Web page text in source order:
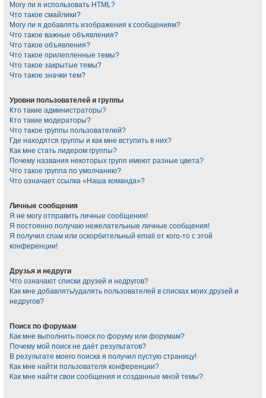
Могу ли я использовать HTML?
Что такое смайлики?
Могу ли я добавлять изображения к сообщениям?
Что такое важные объявления?
Что такое объявления?
Что такое прилепленные темы?
Что такое закрытые темы?
Что такое значки тем?
Уровни пользователей и группы
Кто такие администраторы?
Кто такие модераторы?
Что такое группы пользователей?
Где находятся группы и как мне вступить в них?
Как мне стать лидером группы?
Почему названия некоторых групп имеют разные цвета?
Что такое группа по умолчанию?
Что означает ссылка «Наша команда»?
Личные сообщения
Я не могу отправить личные сообщения!
Я постоянно получаю нежелательные личные сообщения!
Я получил спам или оскорбительный email от кого-то с этой
конференции!
Друзья и недруги
Что означают списки друзей и недругов?
Как мне добавлять/удалять пользователей в списках моих друзей и
недругов?
Поиск по форумам
Как мне выполнить поиск по форуму или форумам?
Почему мой поиск не даёт результатов?
В результате моего поиска я получил пустую страницу!
Как мне найти пользователя конференции?
Как мне найти свои сообщения и созданные мной темы?